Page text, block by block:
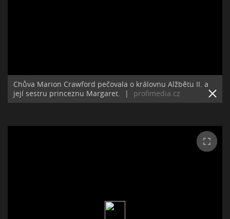
Chůva Marion Crawford pečovala o královnu Alžbětu II. a
její sestru princeznu Margaret.
| profimedia.cz